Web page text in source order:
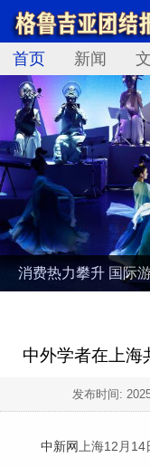
首页 新闻
消费热力攀升 国际
中外学者在上海
发布时间:
中新网上海12月14